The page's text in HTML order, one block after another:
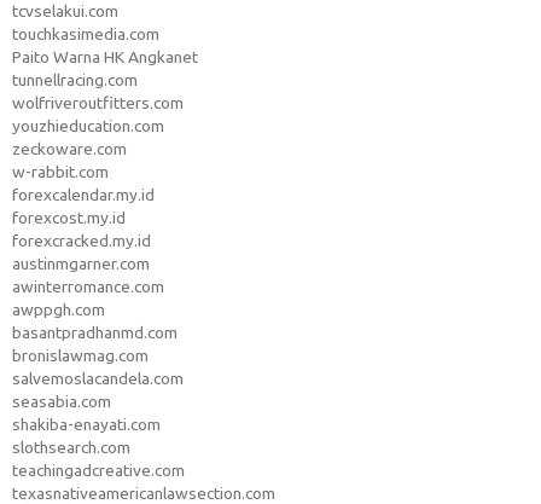
tcvselakui.com
touchkasimedia.com
Paito Warna HK Angkanet
tunnellracing.com
wolfriveroutfitters.com
youzhieducation.com
zeckoware.com
w-rabbit.com
forexcalendar.my.id
forexcost.my.id
forexcracked.my.id
austinmgarner.com
awinterromance.com
awppgh.com
basantpradhanmd.com
bronislawmag.com
salvemoslacandela.com
seasabia.com
shakiba-enayati.com
slothsearch.com
teachingadcreative.com
texasnativeamericanlawsection.com